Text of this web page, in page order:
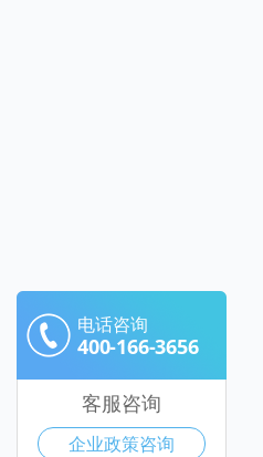
电话咨询
400-166-3656
客服咨询
企业政策咨询